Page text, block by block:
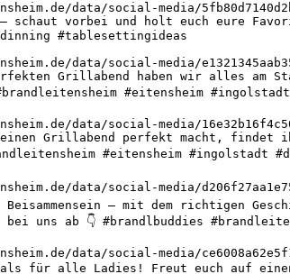
data/social-media/
vorbei und holt euch eure
#tablesettingideas
data/social-media/
Grillabend haben wir alles am
#eitensheim
data/social-media/
Grillabend perfekt macht, findet
#eitensheim #ingolstadt
data/social-media/
– mit dem richtigen
uns ab 👇 #brandlbuddies
data/social-media/
für alle Ladies! Freut euch auf einen